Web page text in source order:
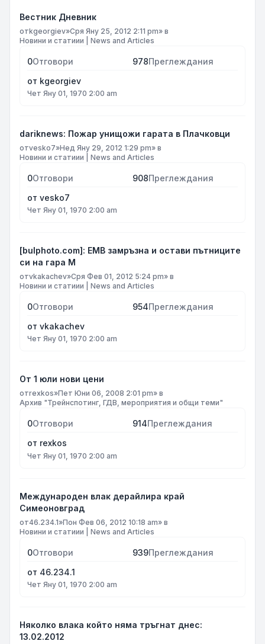
Вестник Дневник
отkgeorgiev»Сря Яну 25, 2012 2:11 pm» в
Новини и статиии | News and Articles
0Отговори 978Преглеждания
от kgeorgiev
Чет Яну 01, 1970 2:00 am
dariknews: Пожар унищожи гарата в Плачковци
отvesko7»Нед Яну 29, 2012 1:29 pm» в
Новини и статиии | News and Articles
0Отговори 908Преглеждания
от vesko7
Чет Яну 01, 1970 2:00 am
[bulphoto.com]: ЕМВ замръзна и остави пътниците
си на гара М
отvkakachev»Сря Фев 01, 2012 5:24 pm» в
Новини и статиии | News and Articles
0Отговори 954Преглеждания
от vkakachev
Чет Яну 01, 1970 2:00 am
От 1 юли нови цени
отrexkos»Пет Юни 06, 2008 2:01 pm» в
Архив "Трейнспотинг, ГДВ, мероприятия и общи теми"
0Отговори 914Преглеждания
от rexkos
Чет Яну 01, 1970 2:00 am
Международен влак дерайлира край
Симеоновград
от46.234.1»Пон Фев 06, 2012 10:18 am» в
Новини и статиии | News and Articles
0Отговори 939Преглеждания
от 46.234.1
Чет Яну 01, 1970 2:00 am
Няколко влака който няма тръгнат днес:
13.02.2012